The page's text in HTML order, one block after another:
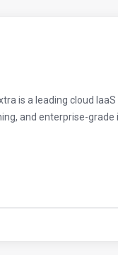
is a leading cloud
and enterprise-grade